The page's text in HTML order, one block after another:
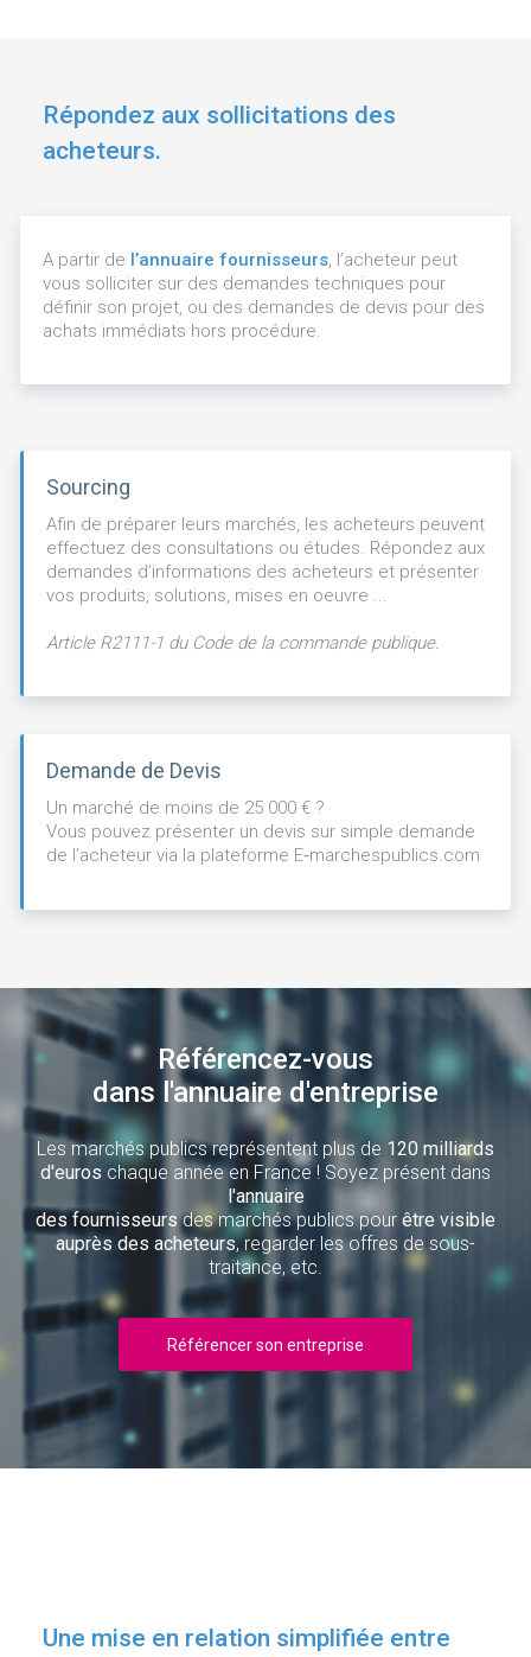
Répondez aux sollicitations des
acheteurs.
A partir de l’annuaire fournisseurs, l’acheteur peut
vous solliciter sur des demandes techniques pour
définir son projet, ou des demandes de devis pour des
achats immédiats hors procédure.
Sourcing
Afin de préparer leurs marchés, les acheteurs peuvent
effectuez des consultations ou études. Répondez aux
demandes d’informations des acheteurs et présenter
vos produits, solutions, mises en oeuvre ...
Article R2111-1 du Code de la commande publique.
Demande de Devis
Un marché de moins de 25 000 € ?
Vous pouvez présenter un devis sur simple demande
de l’acheteur via la plateforme E‑marchespublics.com
Référencez-vous
dans l'annuaire d'entreprise
Les marchés publics représentent plus de 120 milliards
d'euros chaque année en France ! Soyez présent dans
l'annuaire
des fournisseursdes marchés publics pour être visible
auprès des acheteurs, regarder les offres de sous-
traitance, etc.
Référencer son entreprise
Une mise en relation simplifiée entre